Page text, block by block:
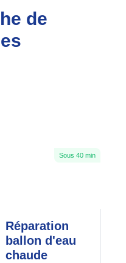
de
Sous 40 min
Réparation
ballon d'eau
chaude